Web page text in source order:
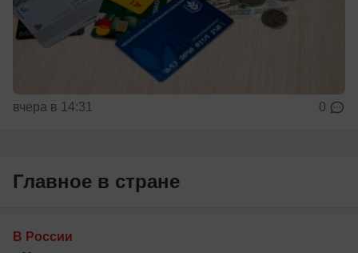
вчера в 14:31 0
Главное в стране
В России